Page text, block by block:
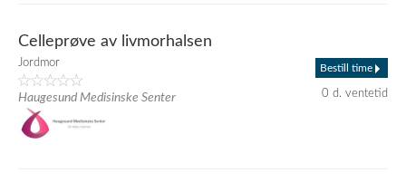
Celleprøve av livmorhalsen
Jordmor
Haugesund Medisinske Senter
Bestill time
0 d. ventetid